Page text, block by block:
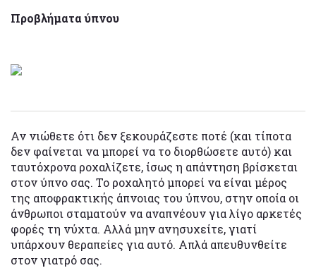
Προβλήματα ύπνου
Αν νιώθετε ότι δεν ξεκουράζεστε ποτέ (και τίποτα
δεν φαίνεται να μπορεί να το διορθώσετε αυτό) και
ταυτόχρονα ροχαλίζετε, ίσως η απάντηση βρίσκεται
στον ύπνο σας. Το ροχαλητό μπορεί να είναι μέρος
της αποφρακτικής άπνοιας του ύπνου, στην οποία οι
άνθρωποι σταματούν να αναπνέουν για λίγο αρκετές
φορές τη νύχτα. Αλλά μην ανησυχείτε, γιατί
υπάρχουν θεραπείες για αυτό. Απλά απευθυνθείτε
στον γιατρό σας.